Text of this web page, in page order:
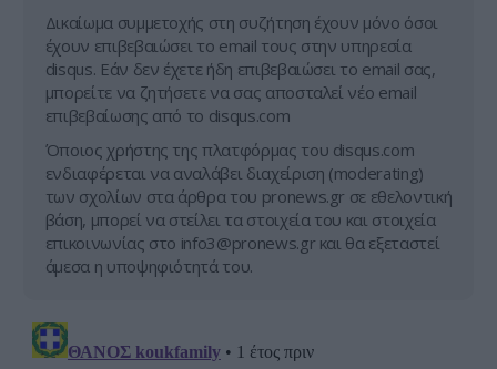
Δικαίωμα συμμετοχής στη συζήτηση έχουν μόνο όσοι
έχουν επιβεβαιώσει το email τους στην υπηρεσία
disqus. Εάν δεν έχετε ήδη επιβεβαιώσει το email σας,
μπορείτε να ζητήσετε να σας αποσταλεί νέο email
επιβεβαίωσης από το disqus.com
Όποιος χρήστης της πλατφόρμας του disqus.com
ενδιαφέρεται να αναλάβει διαχείριση (moderating)
των σχολίων στα άρθρα του pronews.gr σε εθελοντική
βάση, μπορεί να στείλει τα στοιχεία του και στοιχεία
επικοινωνίας στο info3@pronews.gr και θα εξεταστεί
άμεσα η υποψηφιότητά του.